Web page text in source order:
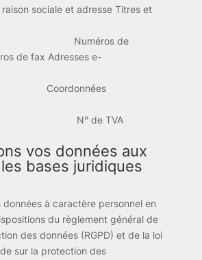
raison sociale et adresse Titres et
de
de fax Adresses e-
TVA
vos données aux
bases juridiques
données à caractère personnel en
du règlement général de
des données (RGPD) et de la loi
sur la protection des